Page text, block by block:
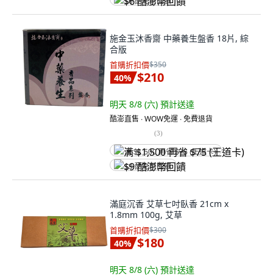
施金玉沐香齋 中藥養生盤香 18片, 綜
合版
首購折扣價$350
40% $210
明天 8/8 (六) 預計送達
酷澎直售 ∙ WOW免運 ∙ 免費退貨
(3)
满 $1,500 再省 $75 (王道卡)
$9 酷澎幣回饋
滿庭沉香 艾草七吋臥香 21cm x
1.8mm 100g, 艾草
首購折扣價$300
40% $180
明天 8/8 (六) 預計送達